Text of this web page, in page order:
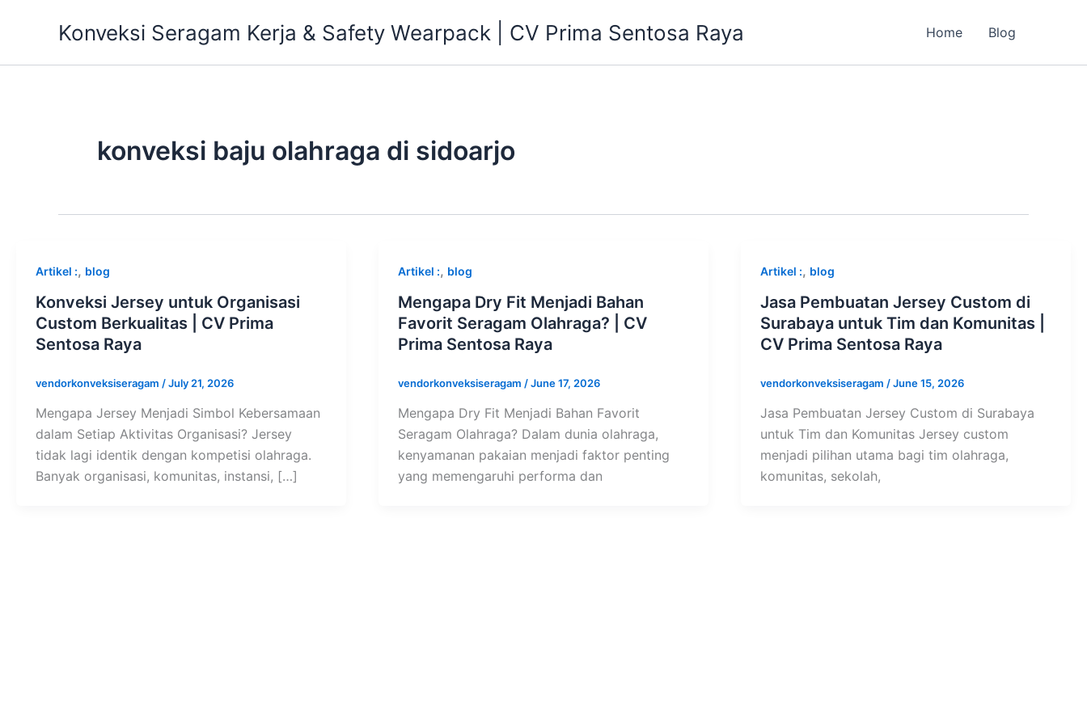
Konveksi Seragam Kerja & Safety Wearpack | CV Prima Sentosa Raya Home Blog
konveksi baju olahraga di sidoarjo
Artikel :, blog
Konveksi Jersey untuk Organisasi
Custom Berkualitas | CV Prima
Sentosa Raya
vendorkonveksiseragam /July 21, 2026
Mengapa Jersey Menjadi Simbol Kebersamaan
dalam Setiap Aktivitas Organisasi? Jersey
tidak lagi identik dengan kompetisi olahraga.
Banyak organisasi, komunitas, instansi, […]
Artikel :, blog
Mengapa Dry Fit Menjadi Bahan
Favorit Seragam Olahraga? | CV
Prima Sentosa Raya
vendorkonveksiseragam /June 17, 2026
Mengapa Dry Fit Menjadi Bahan Favorit
Seragam Olahraga? Dalam dunia olahraga,
kenyamanan pakaian menjadi faktor penting
yang memengaruhi performa dan
Artikel :, blog
Jasa Pembuatan Jersey Custom di
Surabaya untuk Tim dan Komunitas |
CV Prima Sentosa Raya
vendorkonveksiseragam /June 15, 2026
Jasa Pembuatan Jersey Custom di Surabaya
untuk Tim dan Komunitas Jersey custom
menjadi pilihan utama bagi tim olahraga,
komunitas, sekolah,